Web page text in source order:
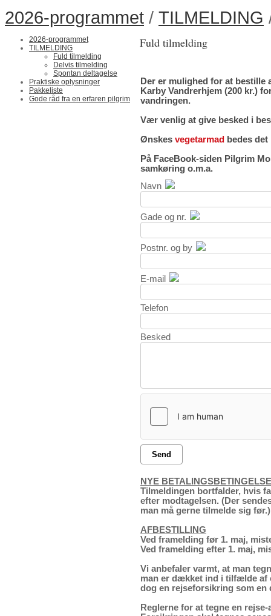
2026-programmet / TILMELDING
2026-programmet
TILMELDING
Fuld tilmelding
Delvis tilmelding
Spontan deltagelse
Praktiske oplysninger
Pakkeliste
Gode råd fra en erfaren pilgrim
Fuld tilmelding
Der er mulighed for at bestille
Karby Vandrerhjem (200 kr.)
vandringen.
Vær venlig at give besked i
Ønskes vegetarmad
bedes
På FaceBook-siden Pilgrim
samkøring o.m.a.
Navn
Gade og nr.
Postnr. og by
E-mail
Telefon
Besked
Send
NYE
Tilmeldingen bortfalder, hvis
efter modtagelsen. (Der
man må gerne tilmelde sig før.)
AFBESTILLING
Ved framelding før 1. maj,
Ved framelding efter 1. maj,
Vi anbefaler varmt, at man
man er dækket ind i tilfælde af
dog en rejseforsikring som
Reglerne for at tegne en